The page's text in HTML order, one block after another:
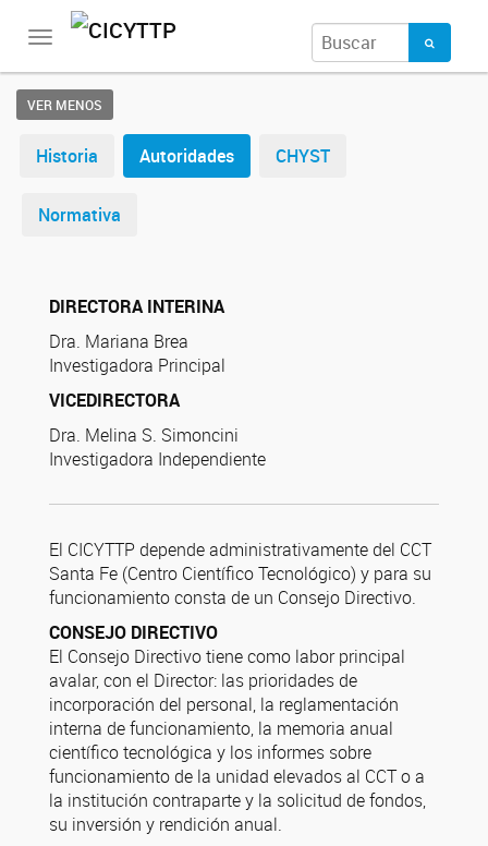
Toggle
VER MENOS
Historia Autoridades CHYST
Normativa
DIRECTORA INTERINA
Dra. Mariana Brea
Investigadora Principal
VICEDIRECTORA
Dra. Melina S. Simoncini
Investigadora Independiente
El CICYTTP depende administrativamente del CCT
Santa Fe (Centro Científico Tecnológico) y para su
funcionamiento consta de un Consejo Directivo.
CONSEJO DIRECTIVO
El Consejo Directivo tiene como labor principal
avalar, con el Director: las prioridades de
incorporación del personal, la reglamentación
interna de funcionamiento, la memoria anual
científico tecnológica y los informes sobre
funcionamiento de la unidad elevados al CCT o a
la institución contraparte y la solicitud de fondos,
su inversión y rendición anual.